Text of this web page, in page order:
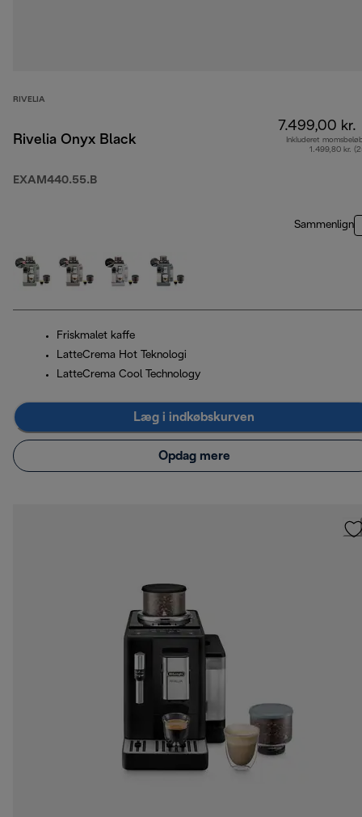
RIVELIA
Rivelia Onyx Black
EXAM440.55.B
7.499,00 kr.
Inkluderet
1.499,80 kr.
Sammenlign
Friskmalet kaffe
LatteCrema Hot Teknologi
LatteCrema Cool Technology
Læg i indkøbskurven
Opdag mere